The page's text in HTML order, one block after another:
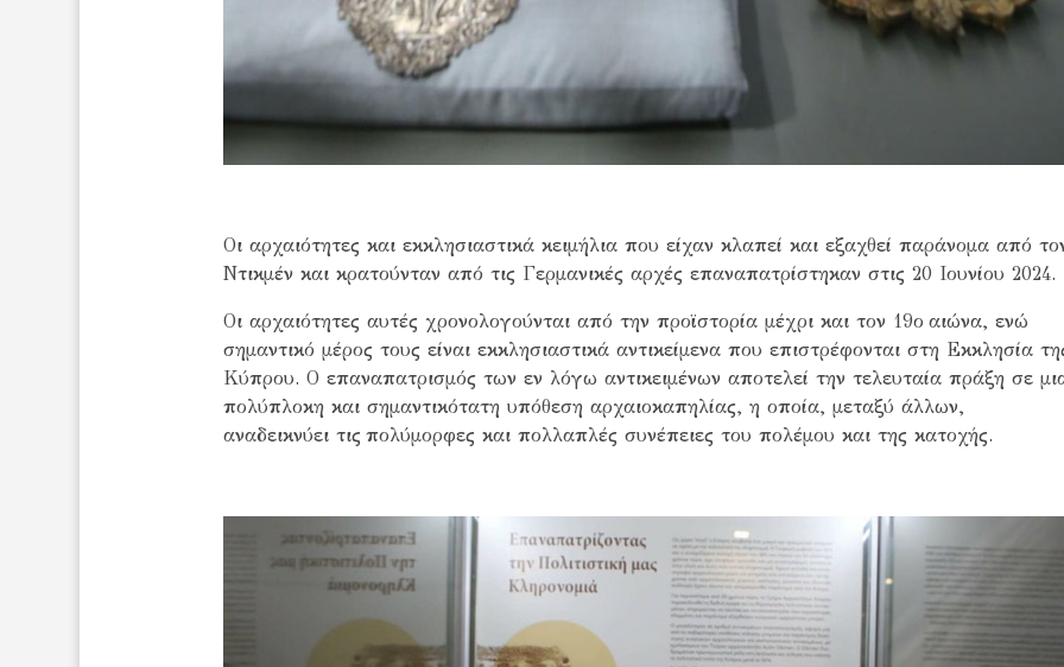
Οι αρχαιότητες και εκκλησιαστικά κειμήλια που είχαν κλαπεί και εξαχθεί παράνομα από
Ντικμέν και κρατούνταν από τις Γερμανικές αρχές επαναπατρίστηκαν στις 20 Ιουνίου 2024.
Οι αρχαιότητες αυτές χρονολογούνται από την προϊστορία μέχρι και τον 19ο αιώνα, ενώ
σημαντικό μέρος τους είναι εκκλησιαστικά αντικείμενα που επιστρέφονται στη Εκκλησία
Κύπρου. Ο επαναπατρισμός των εν λόγω αντικειμένων αποτελεί την τελευταία πράξη σε
πολύπλοκη και σημαντικότατη υπόθεση αρχαιοκαπηλίας, η οποία, μεταξύ άλλων,
αναδεικνύει τις πολύμορφες και πολλαπλές συνέπειες του πολέμου και της κατοχής.